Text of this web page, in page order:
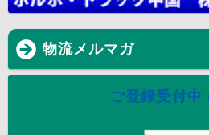
物流メルマガ
ご登録受付中